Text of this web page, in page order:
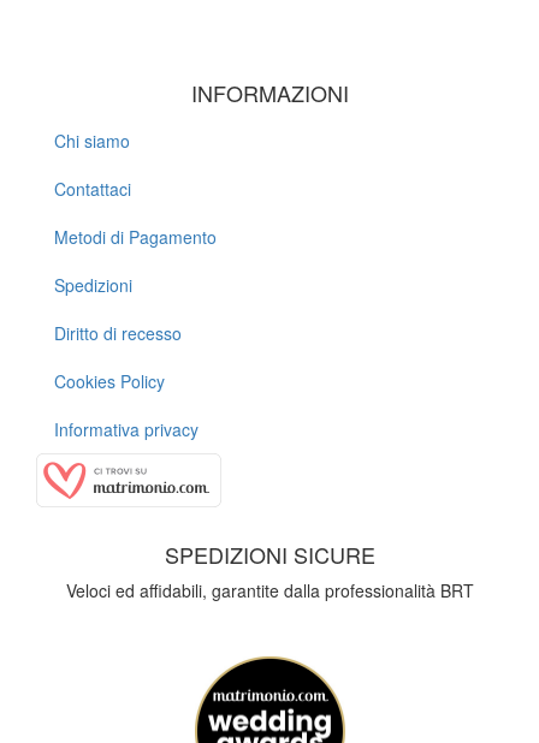
INFORMAZIONI
Chi siamo
Contattaci
Metodi di Pagamento
Spedizioni
Diritto di recesso
Cookies Policy
Informativa privacy
SPEDIZIONI SICURE
Veloci ed affidabili, garantite dalla professionalità BRT